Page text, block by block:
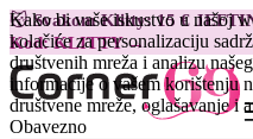
Kako bi vaše iskustvo u našoj
kolačiće za personalizaciju
društvenih mreža i analizu
informacije o vašem korištenju
društvene mreže, oglašavanje
Obavezno
😽Svakom Klitty: 15 €
Kod: KLITTY →